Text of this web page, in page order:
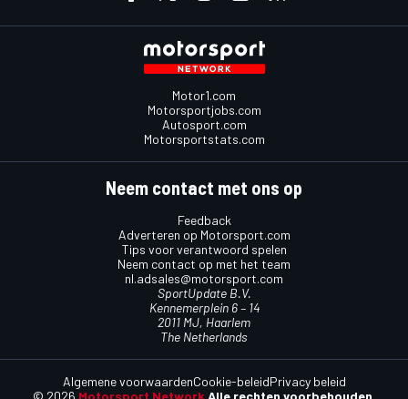
Motor1.com
Motorsportjobs.com
Autosport.com
Motorsportstats.com
Neem contact met ons op
Feedback
Adverteren op Motorsport.com
Tips voor verantwoord spelen
Neem contact op met het team
nl.adsales@motorsport.com
SportUpdate B.V.
Kennemerplein 6 – 14
2011 MJ, Haarlem
The Netherlands
© 2026 Motorsport Network Alle rechten voorbehouden.
Algemene voorwaardenCookie-beleidPrivacy beleid